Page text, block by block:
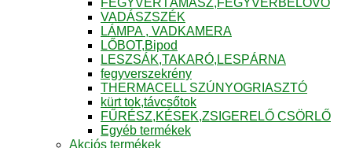
VADÁSZSZÉK
LÁMPA , VADKAMERA
LŐBOT,Bipod
LESZSÁK,TAKARÓ,LESPÁRNA
fegyverszekrény
THERMACELL SZÚNYOGRIASZTÓ
kürt tok,távcsőtok
FŰRÉSZ,KÉSEK,ZSIGERELŐ CSÖRLŐ
Egyéb termékek
Akciós termékek